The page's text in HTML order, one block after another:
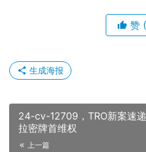
赞
生成海报
24-cv-12709，TRO新案速
拉密牌首维权
上一篇